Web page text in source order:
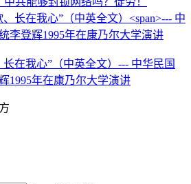
在我心”（中英全文） --- 中华民国
1995年在康乃尔大学演讲